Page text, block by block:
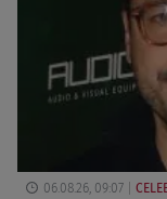
06.08.26, 09:07